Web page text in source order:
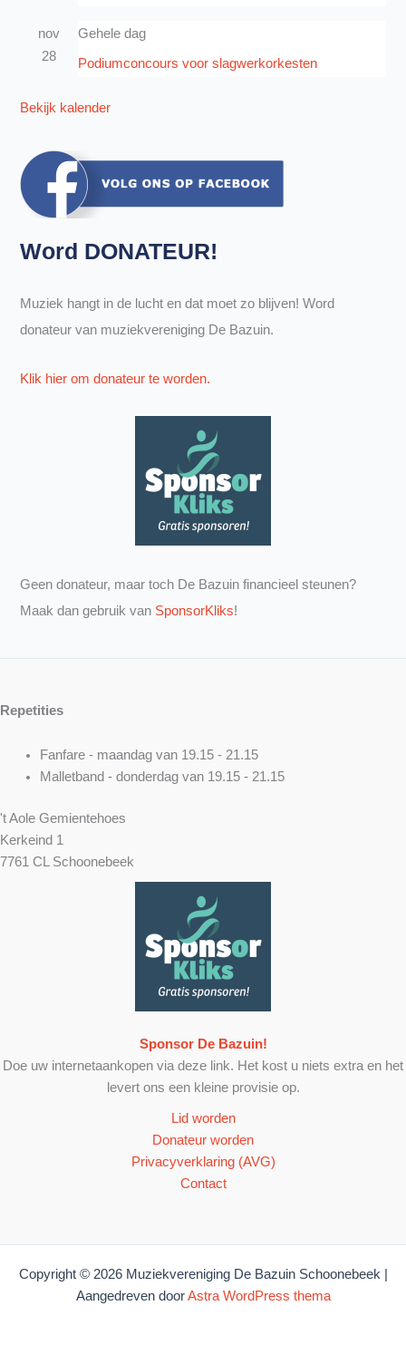
nov
28
Gehele dag
Podiumconcours voor slagwerkorkesten
Bekijk kalender
Word DONATEUR!
Muziek hangt in de lucht en dat moet zo blijven! Word
donateur van muziekvereniging De Bazuin.
Klik hier om donateur te worden.
Geen donateur, maar toch De Bazuin financieel steunen?
Maak dan gebruik van SponsorKliks!
Repetities
Fanfare - maandag van 19.15 - 21.15
Malletband - donderdag van 19.15 - 21.15
't Aole Gemientehoes
Kerkeind 1
7761 CL Schoonebeek
Sponsor De Bazuin!
Doe uw internetaankopen via deze link. Het kost u niets extra en het
levert ons een kleine provisie op.
Lid worden
Donateur worden
Privacyverklaring (AVG)
Contact
Copyright © 2026 Muziekvereniging De Bazuin Schoonebeek |
Aangedreven doorAstra WordPress thema